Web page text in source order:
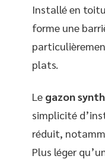
Installé en
forme une
plats.
Le gazon
simplicité
réduit,
Plus léger